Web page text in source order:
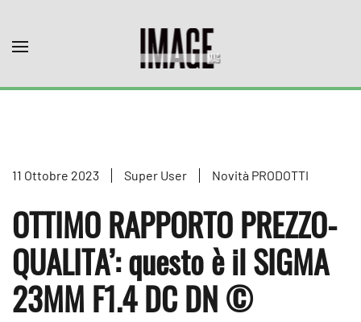
Skip to main content
11 Ottobre 2023 Super User Novità PRODOTTI
OTTIMO RAPPORTO PREZZO-
QUALITA’: questo è il SIGMA
23MM F1.4 DC DN ©